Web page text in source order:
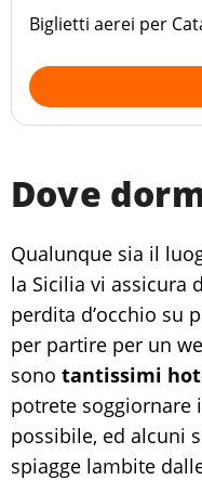
Biglietti aerei per
Dove
Qualunque sia il
la Sicilia vi assicura
perdita d’occhio su
per partire per un
sono tantissimi
potrete soggiornare
possibile, ed alcuni
spiagge lambite